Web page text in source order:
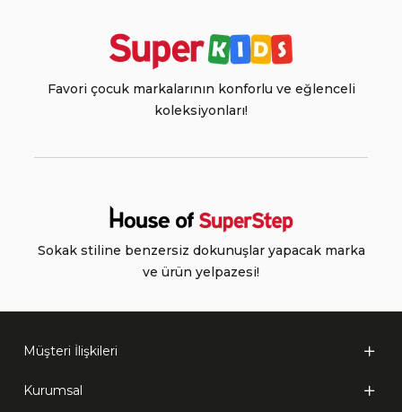
Favori çocuk markalarının konforlu ve eğlenceli
koleksiyonları!
Sokak stiline benzersiz dokunuşlar yapacak marka
ve ürün yelpazesi!
Müşteri İlişkileri
Kurumsal